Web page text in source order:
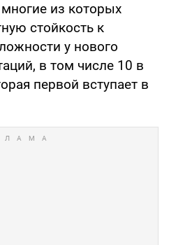
из которых
стойкость к
у нового
в том числе 10 в
первой вступает в